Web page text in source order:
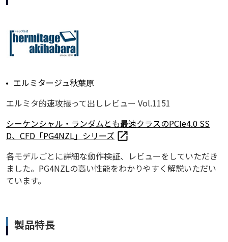
エルミタージュ秋葉原
エルミタ的速攻撮って出しレビュー Vol.1151
シーケンシャル・ランダムとも最速クラスのPCIe4.0 SS
D、CFD「PG4NZL」シリーズ
各モデルごとに詳細な動作検証、レビューをしていただき
ました。PG4NZLの高い性能をわかりやすく解説いただい
ています。
製品特長